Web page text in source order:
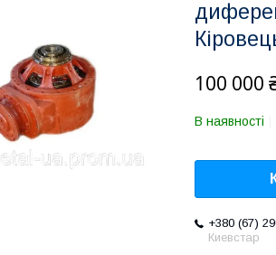
100 000
В наявності
+380 (67)
Киевстар